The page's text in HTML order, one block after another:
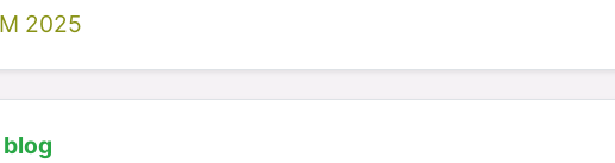
2025